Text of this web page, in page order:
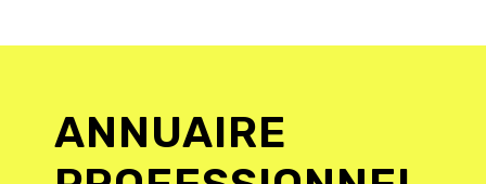
ANNUAIRE